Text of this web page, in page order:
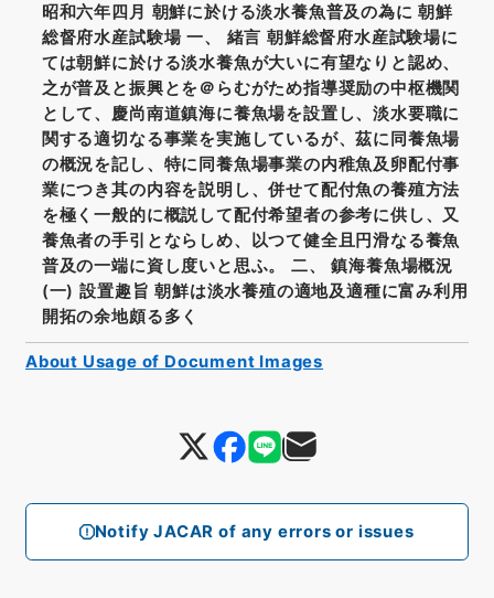
Notify JACAR of any errors or issues
昭和六年四月 朝鮮に於ける淡水養魚普及の為に 朝鮮
総督府水産試験場 一、 緒言 朝鮮総督府水産試験場に
ては朝鮮に於ける淡水養魚が大いに有望なりと認め、
之が普及と振興とを＠らむがため指導奨励の中枢機関
として、慶尚南道鎮海に養魚場を設置し、淡水要職に
関する適切なる事業を実施しているが、茲に同養魚場
の概況を記し、特に同養魚場事業の内稚魚及卵配付事
業につき其の内容を説明し、併せて配付魚の養殖方法
を極く一般的に概説して配付希望者の参考に供し、又
養魚者の手引とならしめ、以つて健全且円滑なる養魚
普及の一端に資し度いと思ふ。 二、 鎮海養魚場概況
(一) 設置趣旨 朝鮮は淡水養殖の適地及適種に富み利用
開拓の余地頗る多く
About Usage of Document Images